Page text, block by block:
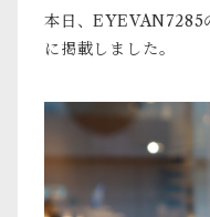
本日、EYEVAN7285
に掲載しました。